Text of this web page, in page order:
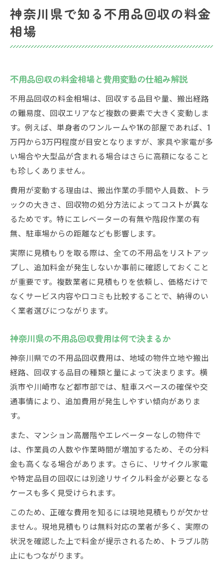
残置物回収の費用変動ポイントまとめ
不用品回収の費用が高くなるポイント解説
搬出経路や立地条件が価格に与える影響
残置物の状態別に見る料金相場の違い
不用品回収費が高くなる理由とは何か
不用品回収費が高騰する主な理由を解説
追加料金が発生する典型的なケースとは
特殊作業やオプションによる費用増加
人件費や車両費が費用に与える影響
実例で学ぶ神奈川県の回収費用の目安
不用品回収の実例から見る費用目安
間取り別の回収料金相場を比較する
遺品整理や残置物回収の実例紹介
費用の内訳と請求内容のチェック方法
納得できる業者選びと料金の見抜き方
納得できる料金を見抜くポイント解説
見積もり比較と口コミ活用の方法
優良業者の特徴と選定基準を知る
神奈川県で安心できる業者選びの秘訣
適正価格で依頼するための見極め術
不用品回収の相場比較で損をしない方法
料金表や相場情報の正しい見方を解説
トラブル回避のための相場把握ポイント
神奈川県で知る不用品回収の料金
相場
不用品回収の料金相場と費用変動の仕組み解説
不用品回収の料金相場は、回収する品目や量、搬出経路
の難易度、回収エリアなど複数の要素で大きく変動しま
す。例えば、単身者のワンルームや1Kの部屋であれば、1
万円から3万円程度が目安となりますが、家具や家電が多
い場合や大型品が含まれる場合はさらに高額になること
も珍しくありません。
費用が変動する理由は、搬出作業の手間や人員数、トラ
ックの大きさ、回収物の処分方法によってコストが異な
るためです。特にエレベーターの有無や階段作業の有
無、駐車場からの距離なども影響します。
実際に見積もりを取る際は、全ての不用品をリストアッ
プし、追加料金が発生しないか事前に確認しておくこと
が重要です。複数業者に見積もりを依頼し、価格だけで
なくサービス内容や口コミも比較することで、納得のい
く業者選びにつながります。
神奈川県の不用品回収費用は何で決まるか
神奈川県での不用品回収費用は、地域の物件立地や搬出
経路、回収する品目の種類と量によって決まります。横
浜市や川崎市など都市部では、駐車スペースの確保や交
通事情により、追加費用が発生しやすい傾向がありま
す。
また、マンション高層階やエレベーターなしの物件で
は、作業員の人数や作業時間が増加するため、その分料
金も高くなる場合があります。さらに、リサイクル家電
や特定品目の回収には別途リサイクル料金が必要となる
ケースも多く見受けられます。
このため、正確な費用を知るには現地見積もりが欠かせ
ません。現地見積もりは無料対応の業者が多く、実際の
状況を確認した上で料金が提示されるため、トラブル防
止にもつながります。